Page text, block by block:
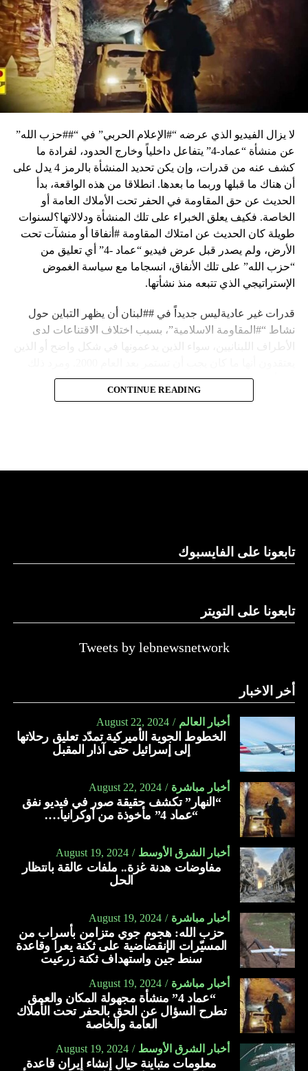
لا يزال الفيديو الذي عرضه “#الإعلام الحربي” في “##حزب الله”
عن منشأة “عماد-4” يتفاعل داخلياً وخارج الحدود، لفرادة ما
كشف عنه من قدرات، وإن يكن تحديد المنشأة بالرمز 4 يدل على
أن هناك ما قبلها وربما ما بعدها. انطلاقا من هذه الواقعة، بدأ
الحديث عن حق المقاومة في الحفر تحت الأملاك العامة أو
الخاصة. فكيف يعلق الخبراء على تلك المنشأة ودلالاتها؟لسنوات
طويلة كان الحديث عن امتلاك المقاومة #أنفاقا أو منشآت تحت
الأرض، ولم يصدر قبل عرض فيديو “عماد -4” أي تعليق من
“حزب الله” على تلك الأنفاق، انسجاما مع سياسة الغموض
الإستراتيجي الذي تتبعه منذ نشأتها.
قدرات غير عاديةليس جديداً في ##لبنان أن يظهر التباين حول
نشاط “#المقاومة الاسلامية”، بسبب اختلاف الاقتناعات لدى
الأطراف اللبنانيين، سواء الذين يدعمونها في شكل واضح أو الذين
إلى أن المقاومة ضد الاحتلال الإسرائيلي لم تكن يوماً محط
إجماع داخلي، وإن كانت القوى اللبنانية المؤمنة بالصراع ضد
النهار
CONTINUE READING
تابعونا على الفايسبوك
تابعونا على التويتر
Tweets by lebnewsnetwork
أخر الاخبار
أخبار العالم August 22, 2024
الخطوط الجوية الأميركية تمدّد تعليق رحلاتها
إلى إسرائيل حتى آذار المقبل
أخبار مباشرة August 22, 2024
“النهار” تكشف حقيقة صور في فيديو نفق
“عماد 4” مأخوذة من أوكرانيا….
أخبار الشرق الأوسط August 19, 2024
مفاوضات هدنة غزة.. ملفات عالقة بانتظار
الحل
أخبار مباشرة August 19, 2024
حزب الله: هجوم جوي متزامن بأسراب من
المسيّرات الإنقضاضية على ثكنة يعرا وقاعدة
سنط جين واستهداف ثكنة زرعيت
أخبار مباشرة August 19, 2024
“عماد 4” منشأة مجهولة المكان والعمق
تطرح السؤال عن الحق بالحفر تحت الأملاك
العامة والخاصة
أخبار الشرق الأوسط August 19, 2024
معلومات متباينة حيال إنشاء إيران قاعدة